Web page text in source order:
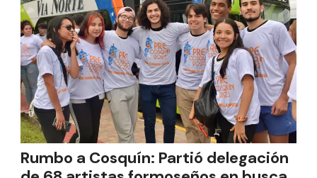
Rumbo a Cosquín: Partió delegación